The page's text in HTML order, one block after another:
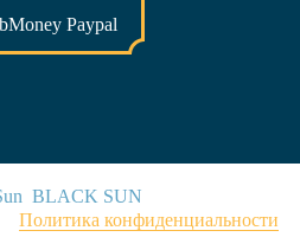
BLACK SUN
Политика конфиденциальности